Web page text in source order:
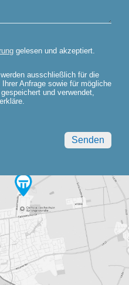
gelesen und akzeptiert.
ausschließlich für die
Anfrage sowie für mögliche
und verwendet,